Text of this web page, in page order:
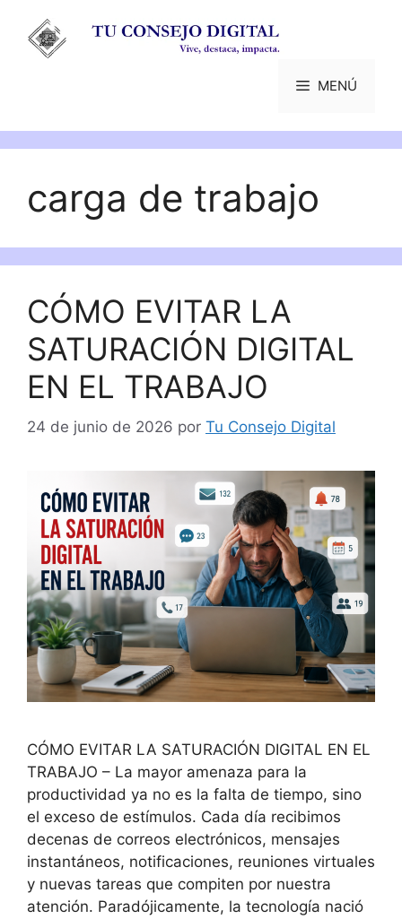
contenido
MENÚ
carga de trabajo
CÓMO EVITAR LA
SATURACIÓN DIGITAL
EN EL TRABAJO
24 de junio de 2026 por Tu Consejo Digital
CÓMO EVITAR LA SATURACIÓN DIGITAL EN EL
TRABAJO – La mayor amenaza para la
productividad ya no es la falta de tiempo, sino
el exceso de estímulos. Cada día recibimos
decenas de correos electrónicos, mensajes
instantáneos, notificaciones, reuniones virtuales
y nuevas tareas que compiten por nuestra
atención. Paradójicamente, la tecnología nació